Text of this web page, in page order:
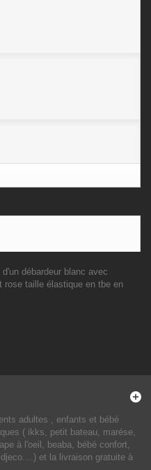
débardeur blanc avec
rose taille élastique en tbe en
adultes , enfants et bébé
( ikks, petit bateau, marése,
à l'oeil, beaba, bébé confort,
et la livraison gratuite à